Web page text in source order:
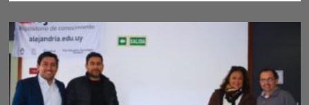
Mayo
Amarillo
La
Paloma